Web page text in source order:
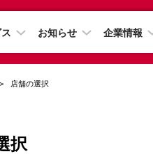
お知らせ 企業情報
店舗の選択
択